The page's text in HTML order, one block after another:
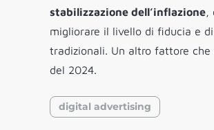
stabilizzazione dell’inflazione,
migliorare il livello di fiducia e
tradizionali. Un altro fattore che
del 2024.
digital advertising